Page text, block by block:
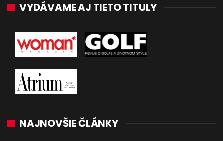
VYDÁVAME AJ TIETO TITULY
NAJNOVŠIE ČLÁNKY